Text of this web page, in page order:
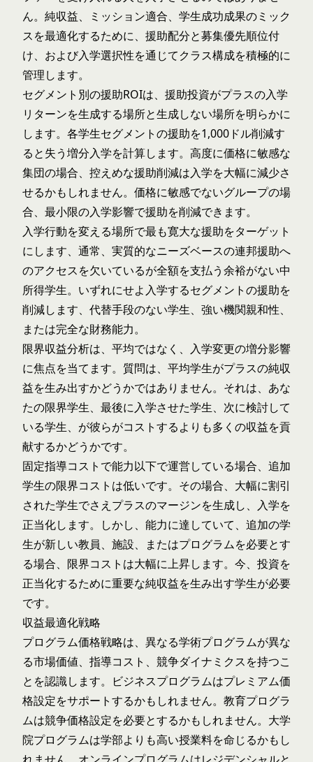
ん。純収益、ミッション適合、学生成功成果のミック
スを最適化するために、 援助配分と募集優先順位付
け、および入学選択性を通じてクラス構成を積極的に
管理します。
セグメント別の援助ROIは、援助投資がプラスの入学
リターンを生成する場所と生成しない場所を明らかに
します。各学生セグメントの援助を1,000ドル削減す
ると失う増分入学を計算します。高度に価格に敏感な
集団の場合、控えめな援助削減は入学を大幅に減少さ
せるかもしれません。価格に敏感でないグループの場
合、最小限の入学影響で援助を削減できます。
入学行動を変える場所で最も寛大な援助をターゲット
にします、通常、実質的なニーズベースの連邦援助へ
のアクセスを欠いているが全額を支払う余裕がない中
所得学生。いずれにせよ入学するセグメントの援助を
削減します、代替手段のない学生、強い機関親和性、
または完全な財務能力。
限界収益分析は、平均ではなく、入学変更の増分影響
に焦点を当てます。質問は、平均学生がプラスの純収
益を生み出すかどうかではありません。それは、あな
たの限界学生、最後に入学させた学生、次に検討して
いる学生、が彼らがコストするよりも多くの収益を貢
献するかどうかです。
固定指導コストで能力以下で運営している場合、追加
学生の限界コストは低いです。その場合、大幅に割引
された学生でさえプラスのマージンを生成し、入学を
正当化します。しかし、能力に達していて、追加の学
生が新しい教員、施設、またはプログラムを必要とす
る場合、限界コストは大幅に上昇します。今、投資を
正当化するために重要な純収益を生み出す学生が必要
です。
収益最適化戦略
プログラム価格戦略は、異なる学術プログラムが異な
る市場価値、指導コスト、競争ダイナミクスを持つこ
とを認識します。ビジネスプログラムはプレミアム価
格設定をサポートするかもしれません。教育プログラ
ムは競争価格設定を必要とするかもしれません。大学
院プログラムは学部よりも高い授業料を命じるかもし